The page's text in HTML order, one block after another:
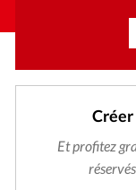
Et profitez